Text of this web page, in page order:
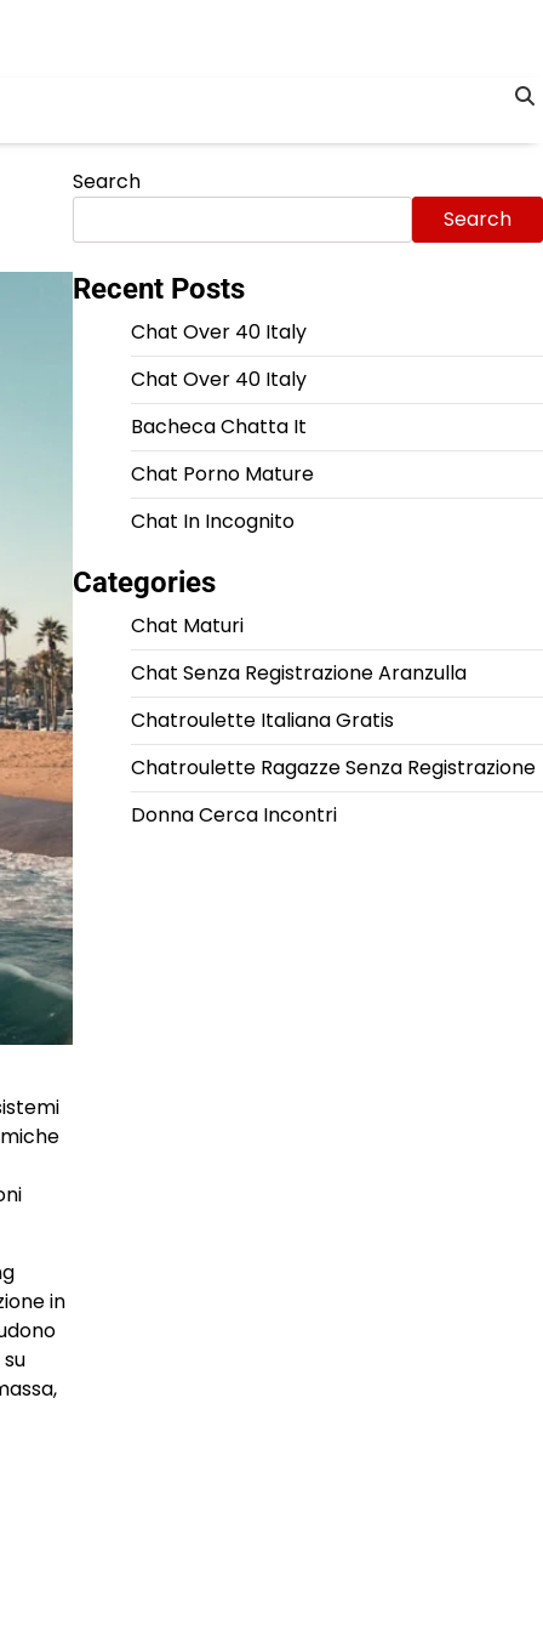
in
Search
Search
Recent Posts
Chat Over 40 Italy
Chat Over 40 Italy
Bacheca Chatta It
Chat Porno Mature
Chat In Incognito
Categories
Chat Maturi
Chat Senza Registrazione Aranzulla
Chatroulette Italiana Gratis
Chatroulette Ragazze Senza Registrazione
Donna Cerca Incontri